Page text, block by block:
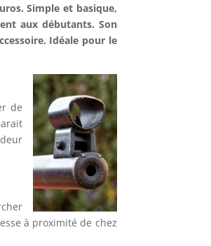
Simple et basique,
aux débutants. Son
Idéale pour le
de
à proximité de chez